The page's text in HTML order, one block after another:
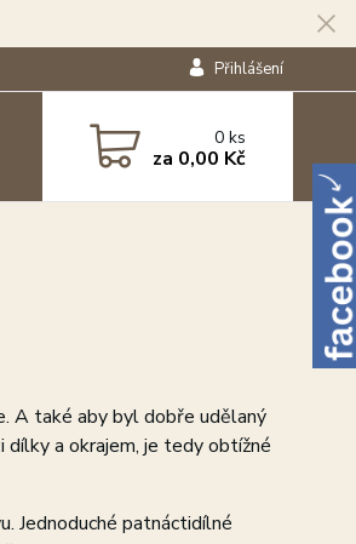
Přihlášení
0ks
za 0,00 Kč
A také aby byl dobře udělaný
dílky a okrajem, je tedy obtížné
Jednoduché patnáctidílné